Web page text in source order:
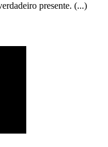
presente. (...)